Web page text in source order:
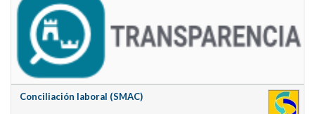
Conciliación laboral (SMAC)